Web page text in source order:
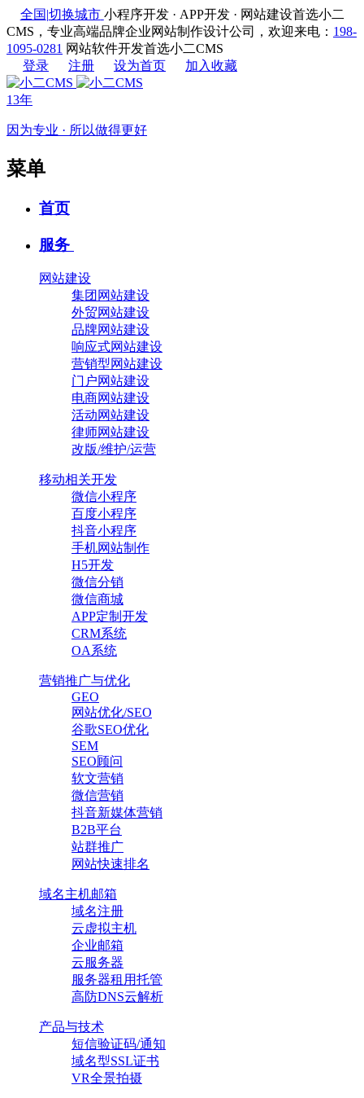
全国|切换城市 小程序开发 · APP开发 · 网站建设首选小二
CMS，专业高端品牌企业网站制作设计公司，欢迎来电： 198-
1095-0281 网站软件开发首选小二CMS
登录
注册 设为首页 加入收藏
13年
因为专业 · 所以做得更好
菜单
首页
服务
网站建设
集团网站建设
外贸网站建设
品牌网站建设
响应式网站建设
营销型网站建设
门户网站建设
电商网站建设
活动网站建设
律师网站建设
改版/维护/运营
移动相关开发
微信小程序
百度小程序
抖音小程序
手机网站制作
H5开发
微信分销
微信商城
APP定制开发
CRM系统
OA系统
营销推广与优化
GEO
网站优化/SEO
谷歌SEO优化
SEM
SEO顾问
软文营销
微信营销
抖音新媒体营销
B2B平台
站群推广
网站快速排名
域名主机邮箱
域名注册
云虚拟主机
企业邮箱
云服务器
服务器租用托管
高防DNS云解析
产品与技术
短信验证码/通知
域名型SSL证书
VR全景拍摄